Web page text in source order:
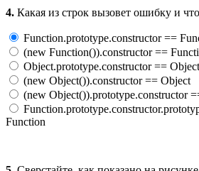
4. Какая из строк вызовет ошибку и
Function.prototype.constructor ==
(new Function()).constructor ==
Object.prototype.constructor == Object
(new Object()).constructor == Object
(new Object()).prototype.constructor
Function